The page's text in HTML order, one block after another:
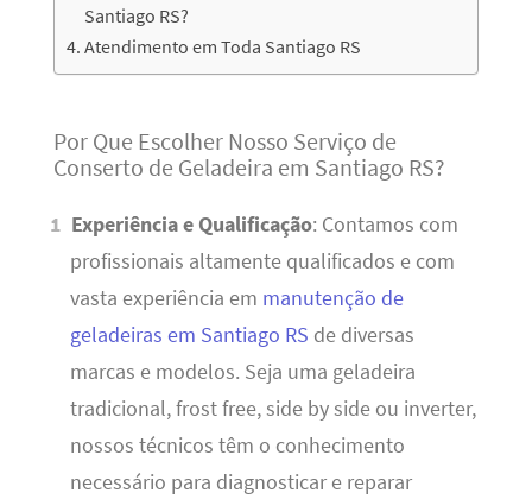
Santiago RS?
Atendimento em Toda Santiago RS
Por Que Escolher Nosso Serviço de
Conserto de Geladeira em Santiago RS?
Experiência e Qualificação: Contamos com
profissionais altamente qualificados e com
vasta experiência em manutenção de
geladeiras em Santiago RS de diversas
marcas e modelos. Seja uma geladeira
tradicional, frost free, side by side ou inverter,
nossos técnicos têm o conhecimento
necessário para diagnosticar e reparar